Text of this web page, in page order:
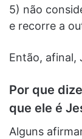
5) não
e recorre a
Então, afinal,
Por que
que ele é
Alguns